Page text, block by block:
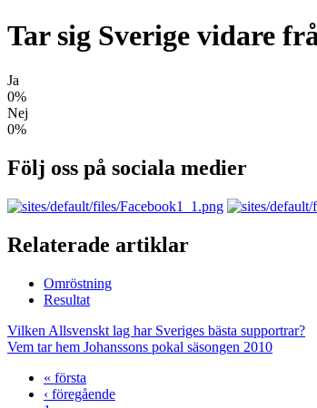
Tar sig Sverige vidare
Ja
0%
Nej
0%
Följ oss på sociala medier
Relaterade artiklar
Omröstning
Resultat
Vilken Allsvenskt lag har Sveriges bästa supportrar?
Vem tar hem Johanssons pokal säsongen 2010
« första
‹ föregående